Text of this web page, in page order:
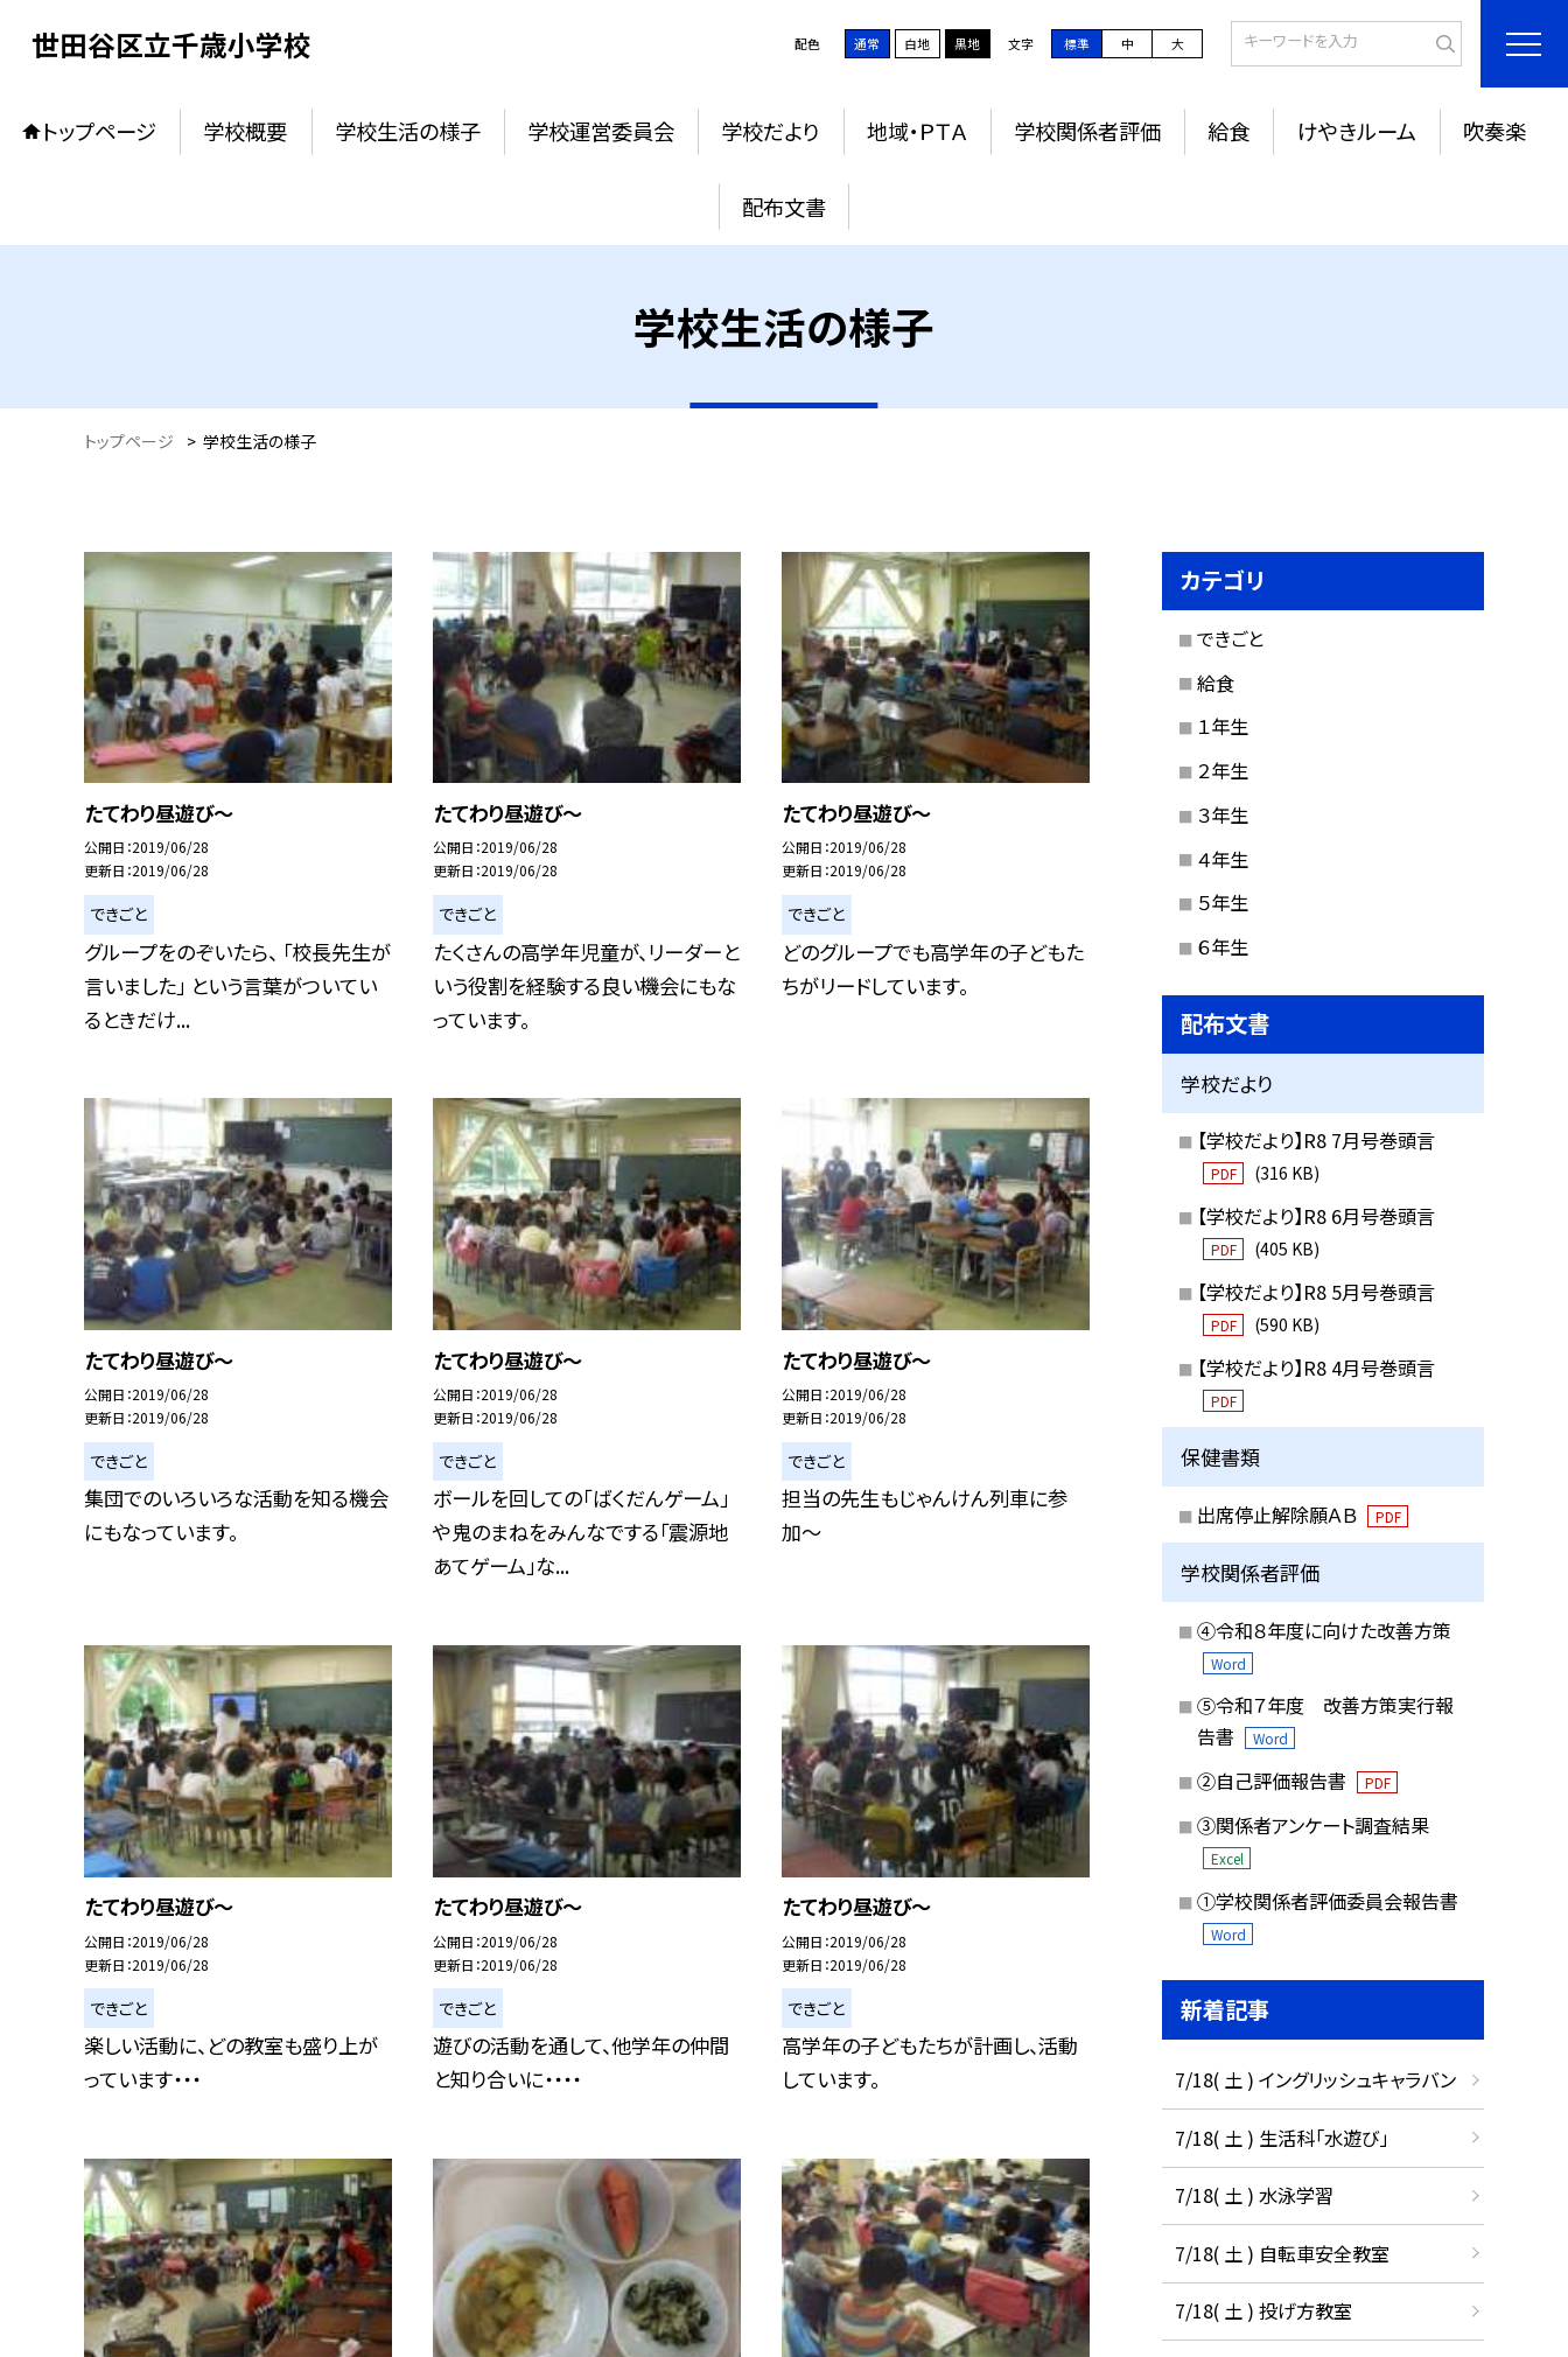
世田谷区立千歳小学校 配色 通常 白地 黒地 文字 標準 中 大
トップページ 学校概要 学校生活の様子 学校運営委員会 学校だより 地域・ＰＴＡ 学校関係者評価 給食 けやきルーム 吹奏楽
配布文書
学校生活の様子
トップページ > 学校生活の様子
たてわり昼遊び〜
公開日 2019/06/28
更新日 2019/06/28
できごと
グループをのぞいたら、 「校長先生が
言いました」 という言葉がついてい
るときだけ...
たてわり昼遊び〜
公開日 2019/06/28
更新日 2019/06/28
できごと
たくさんの高学年児童が、リーダーと
いう役割を経験する良い機会にもな
っています。
たてわり昼遊び〜
公開日 2019/06/28
更新日 2019/06/28
できごと
どのグループでも高学年の子どもた
ちがリードしています。
たてわり昼遊び〜
公開日 2019/06/28
更新日 2019/06/28
できごと
集団でのいろいろな活動を知る機会
にもなっています。
たてわり昼遊び〜
公開日 2019/06/28
更新日 2019/06/28
できごと
ボールを回しての「ばくだんゲーム」
や鬼のまねをみんなでする「震源地
あてゲーム」な...
たてわり昼遊び〜
公開日 2019/06/28
更新日 2019/06/28
できごと
担当の先生もじゃんけん列車に参
加〜
たてわり昼遊び〜
公開日 2019/06/28
更新日 2019/06/28
できごと
楽しい活動に、どの教室も盛り上が
っています・・・
たてわり昼遊び〜
公開日 2019/06/28
更新日 2019/06/28
できごと
遊びの活動を通して、他学年の仲間
と知り合いに・・・・
たてわり昼遊び〜
公開日 2019/06/28
更新日 2019/06/28
できごと
高学年の子どもたちが計画し、活動
しています。
カテゴリ
できごと
給食
１年生
２年生
３年生
４年生
５年生
６年生
配布文書
学校だより
【学校だより】R8 7月号巻頭言
PDF (316 KB)
【学校だより】R8 6月号巻頭言
PDF (405 KB)
【学校だより】R8 5月号巻頭言
PDF (590 KB)
【学校だより】R8 4月号巻頭言
PDF
保健書類
出席停止解除願ＡＢ PDF
学校関係者評価
④令和８年度に向けた改善方策
Word
⑤令和７年度 改善方策実行報
告書
Word
②自己評価報告書 PDF
③関係者アンケート調査結果
Excel
①学校関係者評価委員会報告書
Word
新着記事
7/18( 土 ) イングリッシュキャラバン
7/18( 土 ) 生活科「水遊び」
7/18( 土 ) 水泳学習
7/18( 土 ) 自転車安全教室
7/18( 土 ) 投げ方教室